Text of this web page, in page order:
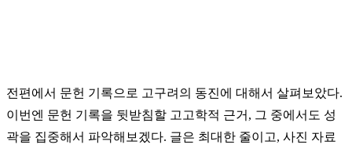
전편에서 문헌 기록으로 고구려의 동진에 대해서 살펴보았다.
이번엔 문헌 기록을 뒷받침할 고고학적 근거, 그 중에서도 성
곽을 집중해서 파악해보겠다. 글은 최대한 줄이고, 사진 자료